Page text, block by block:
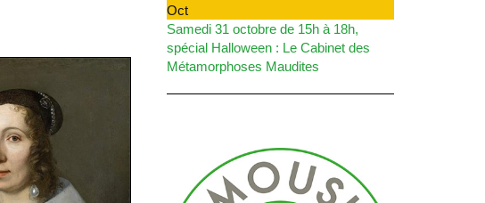
Oct
Samedi 31 octobre de 15h à 18h,
spécial Halloween : Le Cabinet des
Métamorphoses Maudites